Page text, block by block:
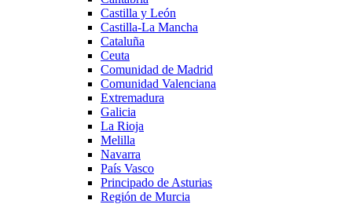
Castilla y León
Castilla-La Mancha
Cataluña
Ceuta
Comunidad de Madrid
Comunidad Valenciana
Extremadura
Galicia
La Rioja
Melilla
Navarra
País Vasco
Principado de Asturias
Región de Murcia